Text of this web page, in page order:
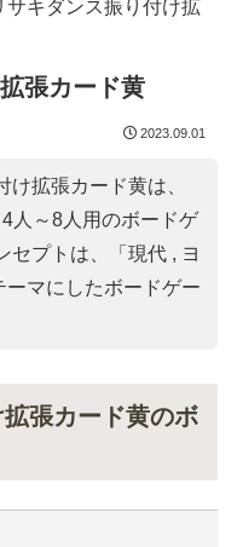
サキダンス振り付け拡
張カード黄
2023.09.01
拡張カード黄は、
人～8人用のボードゲ
セプトは、「 現代 , ヨ
ーマにしたボードゲー
張カード黄のボ